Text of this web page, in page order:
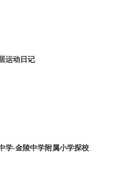
运动日记
学-金陵中学附属小学探校